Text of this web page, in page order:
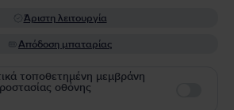
Άριστη λειτουργία
Απόδοση μπαταρίας
τοποθετημένη μεμβράνη
οθόνης